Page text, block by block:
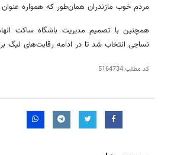
مردم خوب مازندران همان‌طور که همواره عنوان
همچنین با تصمیم مدیریت باشگاه ساکت
نساجی انتخاب شد تا در ادامه رقابت‌های لیگ
کد مطلب5164734